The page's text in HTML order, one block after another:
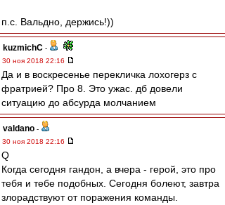
п.с. Вальдно, держись!))
kuzmichC -
30 ноя 2018 22:16
Да и в воскресенье перекличка лохогерз с
фратрией? Про 8. Это ужас. дб довели
ситуацию до абсурда молчанием
valdano -
30 ноя 2018 22:16
Q
Когда сегодня гандон, а вчера - герой, это про
тебя и тебе подобных. Сегодня болеют, завтра
злорадствуют от поражения команды.